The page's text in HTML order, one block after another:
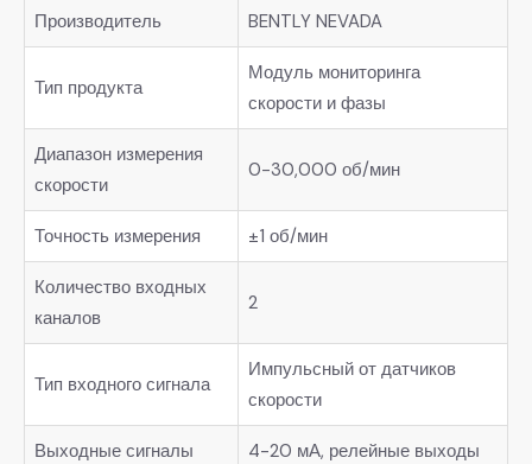
Производитель BENTLY NEVADA
Тип продукта
Модуль мониторинга
скорости и фазы
Диапазон измерения
скорости
0-30,000 об/мин
Точность измерения ±1 об/мин
Количество входных
каналов
2
Тип входного сигнала
Импульсный от датчиков
скорости
Выходные сигналы 4-20 мА, релейные выходы